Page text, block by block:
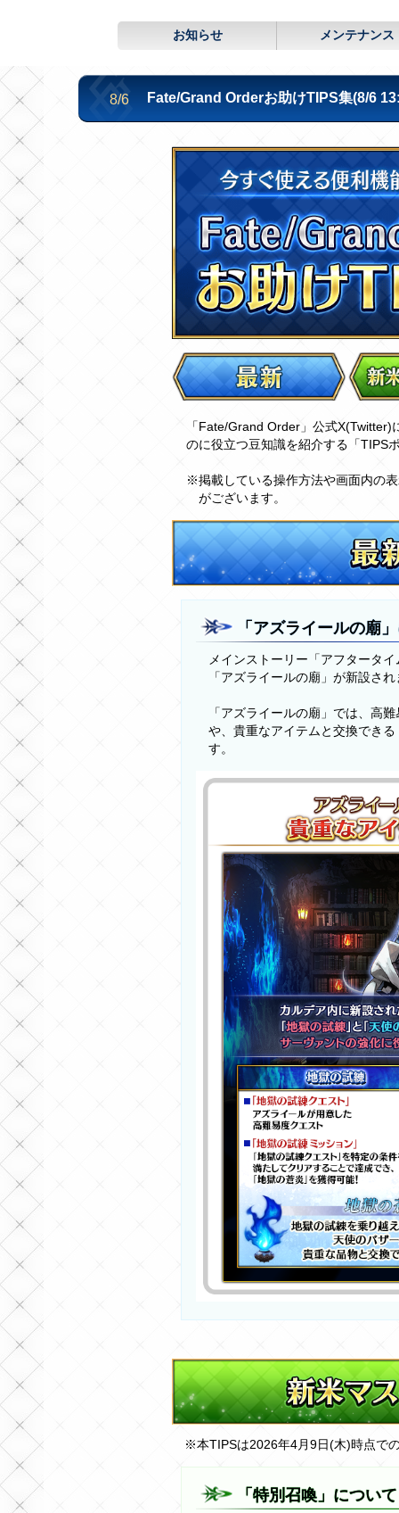
お知らせ メンテナンス
8/6 Fate/Grand Orderお助けTIPS集(8/6
「Fate/Grand Order」公式
のに役立つ豆知識を紹介する「TIPS
※掲載している操作方法や画面内の
がございます。
「アズライールの廟
メインストーリー「アフタータ
「アズライールの廟」が新設さ
「アズライールの廟」では、高
や、貴重なアイテムと交換でき
す。
※本TIPSは2026年4月9日(木)時点で
「特別召喚」について